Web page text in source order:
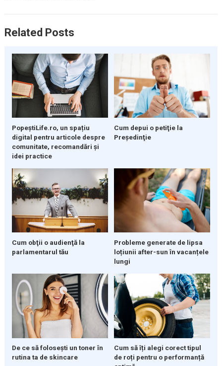
Related Posts
PopeștiLife.ro, un spațiu
digital pentru articole despre
comunitate, recomandări și
idei practice
Cum depui o petiţie la
Preşedinţie
Cum obţii o audienţă la
parlamentarul tău
Probleme generate de lipsa
loțiunii after-sun în vacanțele
lungi
De ce să folosești un toner în
rutina ta de skincare
Cum să îți alegi corect tipul
de roți pentru o performanță